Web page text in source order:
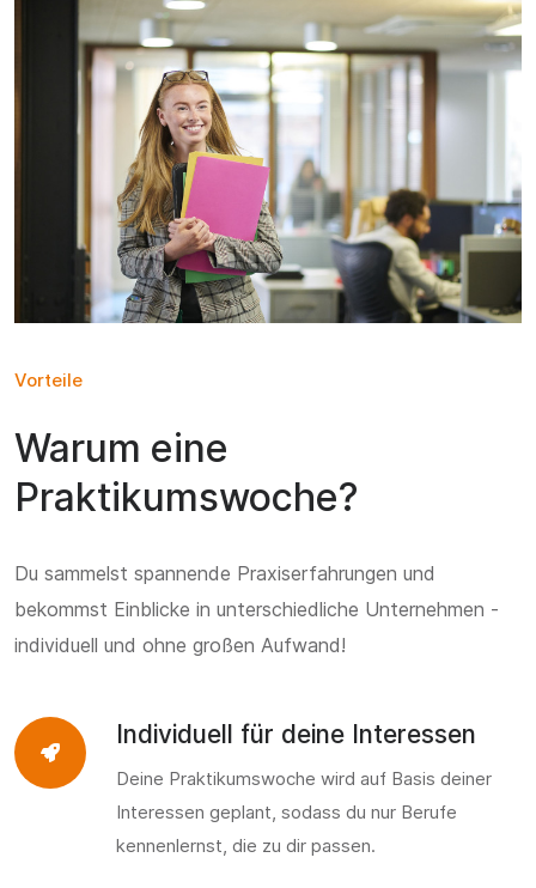
Vorteile
Warum eine
Praktikumswoche?
Du sammelst spannende Praxiserfahrungen und
bekommst Einblicke in unterschiedliche Unternehmen -
individuell und ohne großen Aufwand!
Individuell für deine Interessen
Deine Praktikumswoche wird auf Basis deiner
Interessen geplant, sodass du nur Berufe
kennenlernst, die zu dir passen.